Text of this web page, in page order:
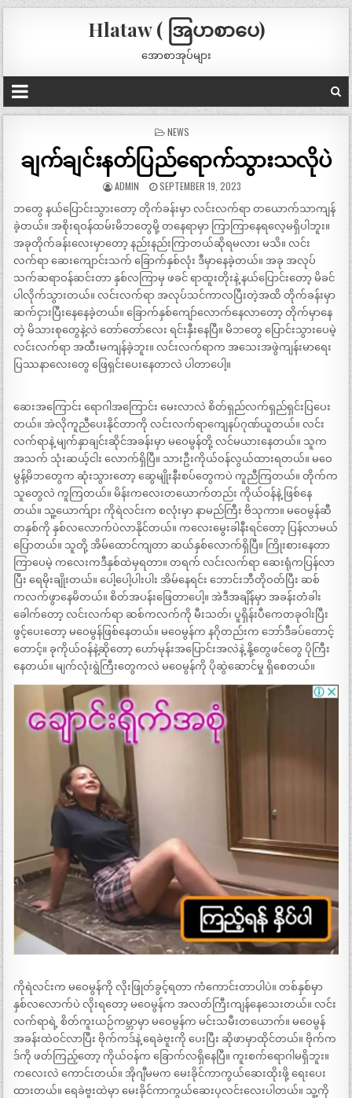
Hlataw ( အြပာစာပေ)
အောစာအုပ်များ
POSTED
IN
NEWS
ချက်ချင်းနတ်ပြည်ရောက်သွားသလိုပဲ
ADMIN SEPTEMBER 19, 2023
ဘတွေ နယ်ပြောင်းသွားတော့ တိုက်ခန်းမှာ လင်းလက်ရာ တယောက်သာကျန်
ခဲ့တယ်။ အစိုးရဝန်ထမ်းမိဘတွေမို့ တနေရာမှာ ကြာကြာနေရလေ့မရှိပါဘူး။
အခုတိုက်ခန်းလေးမှာတော့ နည်းနည်းကြာတယ်ဆိုရမလား မသိ။ လင်း
လက်ရာ ဆေးကျောင်းသက် ခြောက်နှစ်လုံး ဒီမှာနေခဲ့တယ်။ အခု အလုပ်
သက်ဆရာဝန်ဆင်းတာ နှစ်လကြာမှ ဖခင် ရာထူးတိုးနဲ့ နယ်ပြောင်းတော့ မိခင်
ပါလိုက်သွားတယ်။ လင်းလက်ရာ အလုပ်သင်ကာလပြီးတဲ့အထိ တိုက်ခန်းမှာ
ဆက်ငှားပြီးနေနေခဲ့တယ်။ ခြောက်နှစ်ကျော်လောက်နေလာတော့ တိုက်မှာနေ
တဲ့ မိသားစုတွေနဲ့လဲ တော်တော်လေး ရင်းနှီးနေပြီ။ မိဘတွေ ပြောင်းသွားပေမဲ့
လင်းလက်ရာ အထီးမကျန်ခဲ့ဘူး။ လင်းလက်ရာက အသေးအဖွဲကျန်းမာရေး
ပြဿနာလေးတွေ ဖြေရှင်းပေးနေတာလဲ ပါတာပေါ့။
ဆေးအကြောင်း ရောဂါအကြောင်း မေးလာလဲ စိတ်ရှည်လက်ရှည်ရှင်းပြပေး
တယ်။ အဲလိုကူညီပေးနိုင်တာကို လင်းလက်ရာကျေနပ်ဂုဏ်ယူတယ်။ လင်း
လက်ရာနဲ့ မျက်နှာချင်းဆိုင်အခန်းမှာ မဝေမွန်တို့ လင်မယားနေတယ်။ သူက
အသက် သုံးဆယ့်ငါး လောက်ရှိပြီ။ သားဦးကိုယ်ဝန်လွယ်ထားရတယ်။ မဝေ
မွန့်မိဘတွေက ဆုံးသွားတော့ ဆွေမျိုးနီးစပ်တွေကပဲ ကူညီကြတယ်။ တိုက်က
သူတွေလဲ ကူကြတယ်။ မိန်းကလေးတယောက်တည်း ကိုယ်ဝန်နဲ့ ဖြစ်နေ
တယ်။ သူ့ယောက်ျား ကိုရဲလင်းက စလုံးမှာ နာမည်ကြီး ဗိသုကာ။ မဝေမွန်ဆီ
တနှစ်ကို နှစ်လလောက်ပဲလာနိုင်တယ်။ ကလေးမွေးခါနီးရင်တော့ ပြန်လာမယ်
ပြောတယ်။ သူတို့ အိမ်ထောင်ကျတာ ဆယ်နှစ်လောက်ရှိပြီ။ ကြိုးစားနေတာ
ကြာပေမဲ့ ကလေးကဒီနှစ်ထဲမှရတာ။ တရက် လင်းလက်ရာ ဆေးရုံကပြန်လာ
ပြီး ရေမိုးချိုးတယ်။ ပေါ့ပေါ့ပါးပါး အိမ်နေရင်း ဘောင်းဘီတိုဝတ်ပြီး ဆစ်
ကလက်ဖွာနေမိတယ်။ စိတ်အပန်းဖြေတာပေါ့။ အဲဒီအချိန်မှာ အခန်းတံခါး
ခေါက်တော့ လင်းလက်ရာ ဆစ်ကလက်ကို မီးသတ်၊ ပူရှိန်းပီကေတခုဝါးပြီး
ဖွင့်ပေးတော့ မဝေမွန်ဖြစ်နေတယ်။ မဝေမွန်က နဂိုတည်းက ဘော်ဒီခပ်တောင့်
တောင့်။ ခုကိုယ်ဝန်နဲ့ဆိုတော့ ဟော်မုန်းအပြောင်းအလဲနဲ့ နို့တွေဖင်တွေ ပိုကြီး
နေတယ်။ မျက်လုံးရွဲကြီးတွေကလဲ မဝေမွန်ကို ပိုဆွဲဆောင်မှု ရှိစေတယ်။
ကိုရဲလင်းက မဝေမွန်ကို လိုးဖြုတ်ခွင့်ရတာ ကံကောင်းတာပါပဲ။ တစ်နှစ်မှာ
နှစ်လလောက်ပဲ လိုးရတော့ မဝေမွန်က အလတ်ကြီးကျန်နေသေးတယ်။ လင်း
လက်ရာရဲ့ စိတ်ကူးယဉ်ကမ္ဘာမှာ မဝေမွန်က မင်းသမီးတယောက်။ မဝေမွန်
အခန်းထဲဝင်လာပြီး ဗိုက်ကဒ်နဲ့ ရေခဲဗူးကို ပေးပြီး ဆိုဖာမှာထိုင်တယ်။ ဗိုက်က
ဒ်ကို ဖတ်ကြည့်တော့ ကိုယ်ဝန်က ခြောက်လရှိနေပြီ။ ကူးစက်ရောဂါမရှိဘူး။
ကလေးလဲ ကောင်းတယ်။ အိုဂျီမမက မေးခိုင်ကာကွယ်ဆေးထိုးဖို့ ရေးပေး
ထားတယ်။ ရေခဲဗူးထဲမှာ မေးခိုင်ကာကွယ်ဆေးပုလင်းလေးပါတယ်။ သူ့ကို